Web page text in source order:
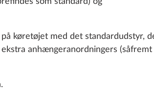
køretøjet med det standardudstyr,
anhængeranordningers (såfremt